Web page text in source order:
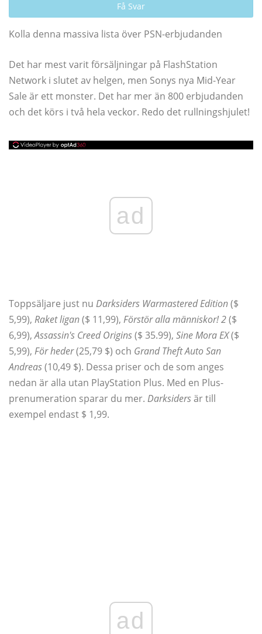
Få Svar
Kolla denna massiva lista över PSN-erbjudanden
Det har mest varit försäljningar på FlashStation
Network i slutet av helgen, men Sonys nya Mid-Year
Sale är ett monster. Det har mer än 800 erbjudanden
och det körs i två hela veckor. Redo det rullningshjulet!
ad
Toppsäljare just nu Darksiders Warmastered Edition($
5,99), Raket ligan($ 11,99), Förstör alla människor! 2($
6,99),Assassin's Creed Origins($ 35.99), Sine Mora EX($
5,99), För heder(25,79 $) och Grand Theft Auto San
Andreas(10,49 $). Dessa priser och de som anges
nedan är alla utan PlayStation Plus. Med en Plus-
prenumeration sparar du mer. Darksidersär till
exempel endast $ 1,99.
ad